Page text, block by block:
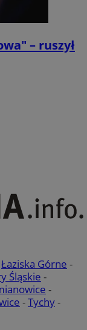
– ruszył
Łaziska Górne -
Śląskie -
-
-Tychy-